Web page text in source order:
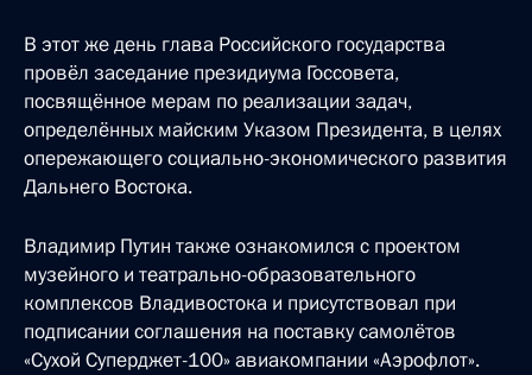
В этот же день глава Российского государства
провёл заседание президиума Госсовета,
посвящённое мерам по реализации задач,
определённых майским Указом Президента, в целях
опережающего социально-экономического развития
Дальнего Востока.
Владимир Путин также ознакомился с проектом
музейного и театрально-образовательного
комплексов Владивостока и присутствовал при
подписании соглашения на поставку самолётов
«Сухой Суперджет-100» авиакомпании «Аэрофлот».